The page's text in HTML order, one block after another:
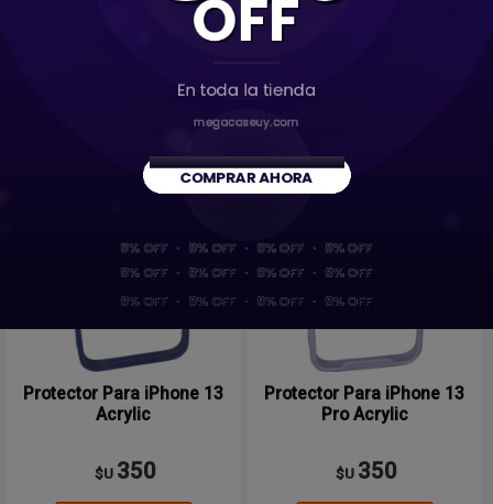
Protector Para iPhone 13
Acrylic
$U 350
Protector Para iPhone 13
Pro Acrylic
$U 350